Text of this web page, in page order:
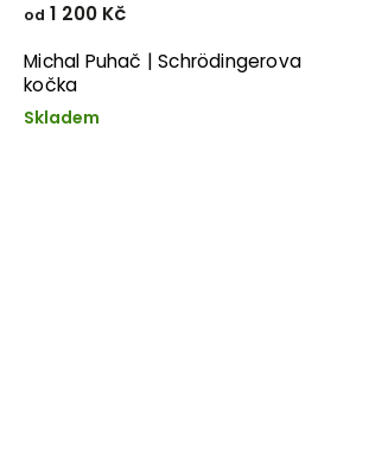
Michal Puhač | Schrödingerova
kočka
Skladem
od 1 200 Kč